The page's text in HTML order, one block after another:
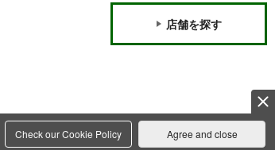
Check our Cookie Policy Agree and close
店舗を探す